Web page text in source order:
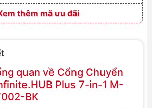
thêm mã ưu đãi
quan về Cổng Chuyển
Plus 7-in-1 M-
BK